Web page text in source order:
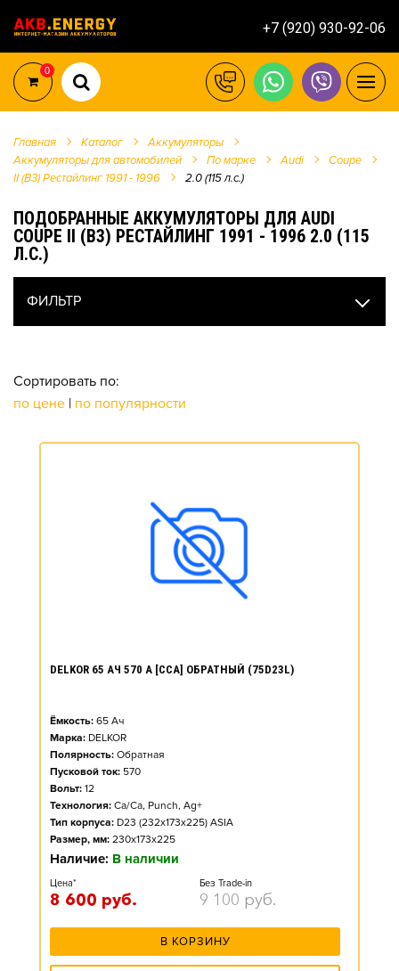
+7 (920) 930-92-06
0
Главная Каталог
Аккумуляторы
Аккумуляторы для автомобилей
По марке Audi
Coupe
II (B3) Рестайлинг 1991 - 1996
2.0 (115 л.с.)
ПОДОБРАННЫЕ АККУМУЛЯТОРЫ ДЛЯ AUDI
COUPE II (B3) РЕСТАЙЛИНГ 1991 - 1996 2.0 (115
Л.С.)
ФИЛЬТР
Сортировать по:
по цене | по популярности
DELKOR 65 АЧ 570 А [CCA] ОБРАТНЫЙ (75D23L)
Ёмкость: 65 Ач
Марка: DELKOR
Полярность: Обратная
Пусковой ток: 570
Вольт: 12
Технология: Ca/Ca, Punch, Ag+
Тип корпуса: D23 (232x173x225) ASIA
Размер, мм: 230x173x225
Наличие: В наличии
Цена*
8 600 руб.
Без Trade-in
9 100 руб.
В КОРЗИНУ